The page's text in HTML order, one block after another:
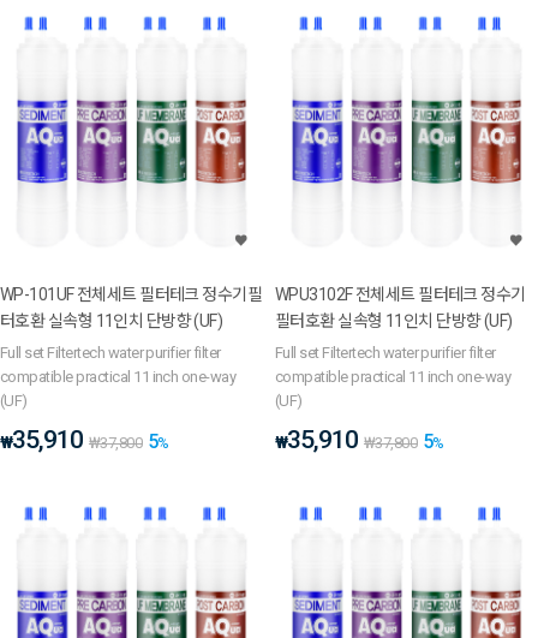
WP-101UF 전체세트 필터테크 정수기필
터호환 실속형 11인치 단방향 (UF)
Full set Filtertech water purifier filter
compatible practical 11 inch one-way
(UF)
₩35,910 ₩37,800 5%
WPU3102F 전체세트 필터테크 정수기
필터호환 실속형 11인치 단방향 (UF)
Full set Filtertech water purifier filter
compatible practical 11 inch one-way
(UF)
₩35,910 ₩37,800 5%